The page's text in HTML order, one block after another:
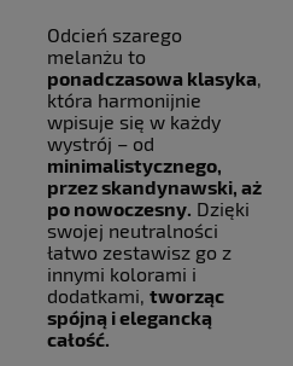
Odcień szarego
melanżu to
ponadczasowa klasyka
która harmonijnie
wpisuje się w każdy
wystrój – od
minimalistycznego,
przez skandynawski, aż
po nowoczesny. Dzięki
swojej neutralności
łatwo zestawisz go z
innymi kolorami i
dodatkami, tworząc
spójną i elegancką
całość.